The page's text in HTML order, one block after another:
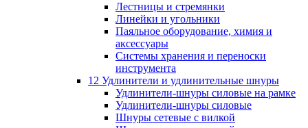
Лестницы и стремянки
Линейки и угольники
Паяльное оборудование, химия и
аксессуары
Системы хранения и переноски
инструмента
12 Удлинители и удлинительные шнуры
Удлинители-шнуры силовые на рамке
Удлинители-шнуры силовые
Шнуры сетевые с вилкой